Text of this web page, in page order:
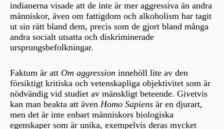
indianerna visade att de inte är mer aggressiva än andra
människor, även om fattigdom och alkoholism har tagit
ut sin rätt bland dem, precis som de gjort bland många
andra socialt utsatta och diskriminerade
ursprungsbefolkningar.
Faktum är att Om aggression innehöll lite av den
försiktigt kritiska och vetenskapliga objektivitet som är
nödvändig vid studiet av mänskligt beteende. Givetvis
kan man beakta att även Homo Sapiens är en djurart,
men det är inte enbart människors biologiska
egenskaper som är unika, exempelvis deras mycket